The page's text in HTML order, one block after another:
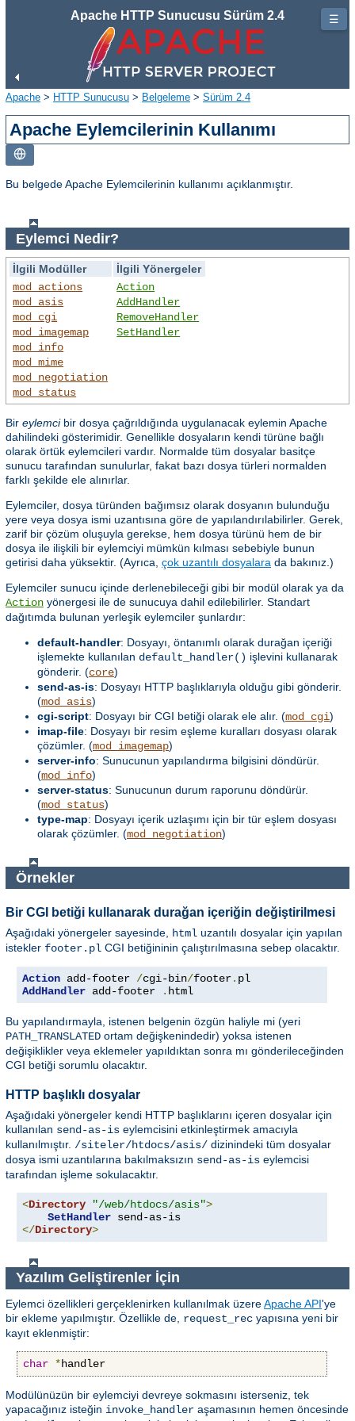
Apache HTTP Sunucusu Sürüm 2.4
Apache > HTTP Sunucusu > Belgeleme > Sürüm 2.4
Apache Eylemcilerinin Kullanımı
Bu belgede Apache Eylemcilerinin kullanımı açıklanmıştır.
Eylemci Nedir?
İlgili Modüller
İlgili Yönergeler
mod_actions
mod_asis
mod_cgi
mod_imagemap
mod_info
mod_mime
mod_negotiation
mod_status
Action
AddHandler
RemoveHandler
SetHandler
Bir eylemcibir dosya çağrıldığında uygulanacak eylemin Apache
dahilindeki gösterimidir. Genellikle dosyaların kendi türüne bağlı
olarak örtük eylemcileri vardır. Normalde tüm dosyalar basitçe
sunucu tarafından sunulurlar, fakat bazı dosya türleri normalden
farklı şekilde ele alınırlar.
Eylemciler, dosya türünden bağımsız olarak dosyanın bulunduğu
yere veya dosya ismi uzantısına göre de yapılandırılabilirler. Gerek,
zarif bir çözüm oluşuyla gerekse, hem dosya türünü hem de bir
dosya ile ilişkili bir eylemciyi mümkün kılması sebebiyle bunun
getirisi daha yüksektir. (Ayrıca, çok uzantılı dosyalara da bakınız.)
Eylemciler sunucu içinde derlenebileceği gibi bir modül olarak ya da
Action yönergesi ile de sunucuya dahil edilebilirler. Standart
dağıtımda bulunan yerleşik eylemciler şunlardır:
default-handler: Dosyayı, öntanımlı olarak durağan içeriği
işlemekte kullanılan default_handler() işlevini kullanarak
gönderir. (core)
send-as-is: Dosyayı HTTP başlıklarıyla olduğu gibi gönderir.
(mod_asis)
cgi-script: Dosyayı bir CGI betiği olarak ele alır. (mod_cgi)
imap-file: Dosyayı bir resim eşleme kuralları dosyası olarak
çözümler. (mod_imagemap)
server-info: Sunucunun yapılandırma bilgisini döndürür.
(mod_info)
server-status: Sunucunun durum raporunu döndürür.
(mod_status)
type-map: Dosyayı içerik uzlaşımı için bir tür eşlem dosyası
olarak çözümler. (mod_negotiation)
Örnekler
Bir CGI betiği kullanarak durağan içeriğin değiştirilmesi
Aşağıdaki yönergeler sayesinde, html uzantılı dosyalar için yapılan
istekler footer.pl CGI betiğininin çalıştırılmasına sebep olacaktır.
Action add-footer /cgi-bin/footer.
AddHandler add-footer . html
Bu yapılandırmayla, istenen belgenin özgün haliyle mi (yeri
PATH_TRANSLATED ortam değişkenindedir) yoksa istenen
değişiklikler veya eklemeler yapıldıktan sonra mı gönderileceğinden
CGI betiği sorumlu olacaktır.
HTTP başlıklı dosyalar
Aşağıdaki yönergeler kendi HTTP başlıklarını içeren dosyalar için
kullanılan send-as-is eylemcisini etkinleştirmek amacıyla
kullanılmıştır. /siteler/htdocs/asis/ dizinindeki tüm dosyalar
dosya ismi uzantılarına bakılmaksızın send-as-is eylemcisi
tarafından işleme sokulacaktır.
<Directory "/web/htdocs/asis">
SetHandler
</Directory>
Yazılım Geliştirenler İçin
Eylemci özellikleri gerçeklenirken kullanılmak üzereApache API'ye
bir ekleme yapılmıştır. Özellikle de, request_rec yapısına yeni bir
kayıt eklenmiştir:
char *handler
Modülünüzün bir eylemciyi devreye sokmasını isterseniz, tek
yapacağınız isteğin invoke_handler aşamasının hemen öncesinde
☰